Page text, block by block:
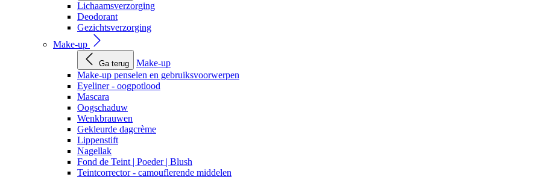
Lichaamsverzorging
Deodorant
Gezichtsverzorging
Make-up
Ga terug
Make-up
Make-up penselen en gebruiksvoorwerpen
Eyeliner - oogpotlood
Mascara
Oogschaduw
Wenkbrauwen
Gekleurde dagcrème
Lippenstift
Nagellak
Fond de Teint | Poeder | Blush
Teintcorrector - camouflerende middelen